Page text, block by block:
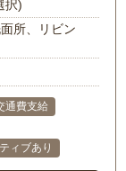
択)
所、リビン
通費支給
ィブあり